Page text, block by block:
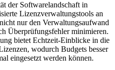
der Softwarelandschaft in
Lizenzverwaltungstools an
nur den Verwaltungsaufwand
Überprüfungsfehler minimieren.
bietet Echtzeit-Einblicke in die
wodurch Budgets besser
eingesetzt werden können.